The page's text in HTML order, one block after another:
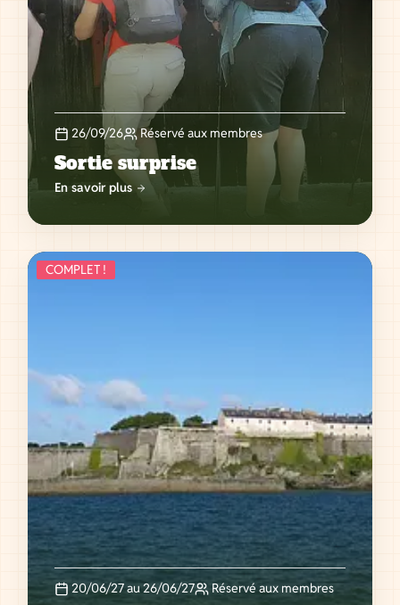
26/09/26 Réservé aux membres
Sortie surprise
En savoir plus
COMPLET !
20/06/27 au 26/06/27 Réservé aux membres